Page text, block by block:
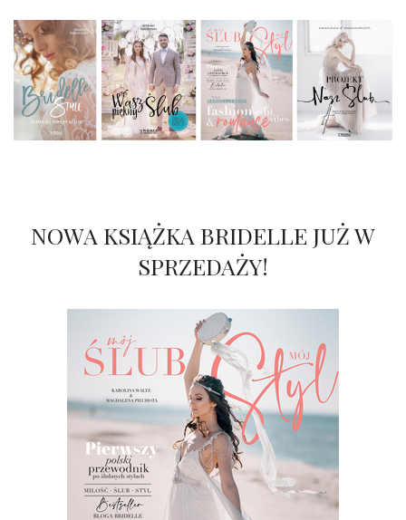
NOWA KSIĄŻKA BRIDELLE JUŻ W
SPRZEDAŻY!